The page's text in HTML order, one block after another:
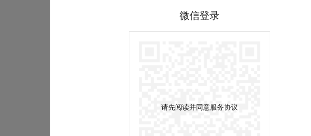
微信登录
请先阅读并同意服务协议